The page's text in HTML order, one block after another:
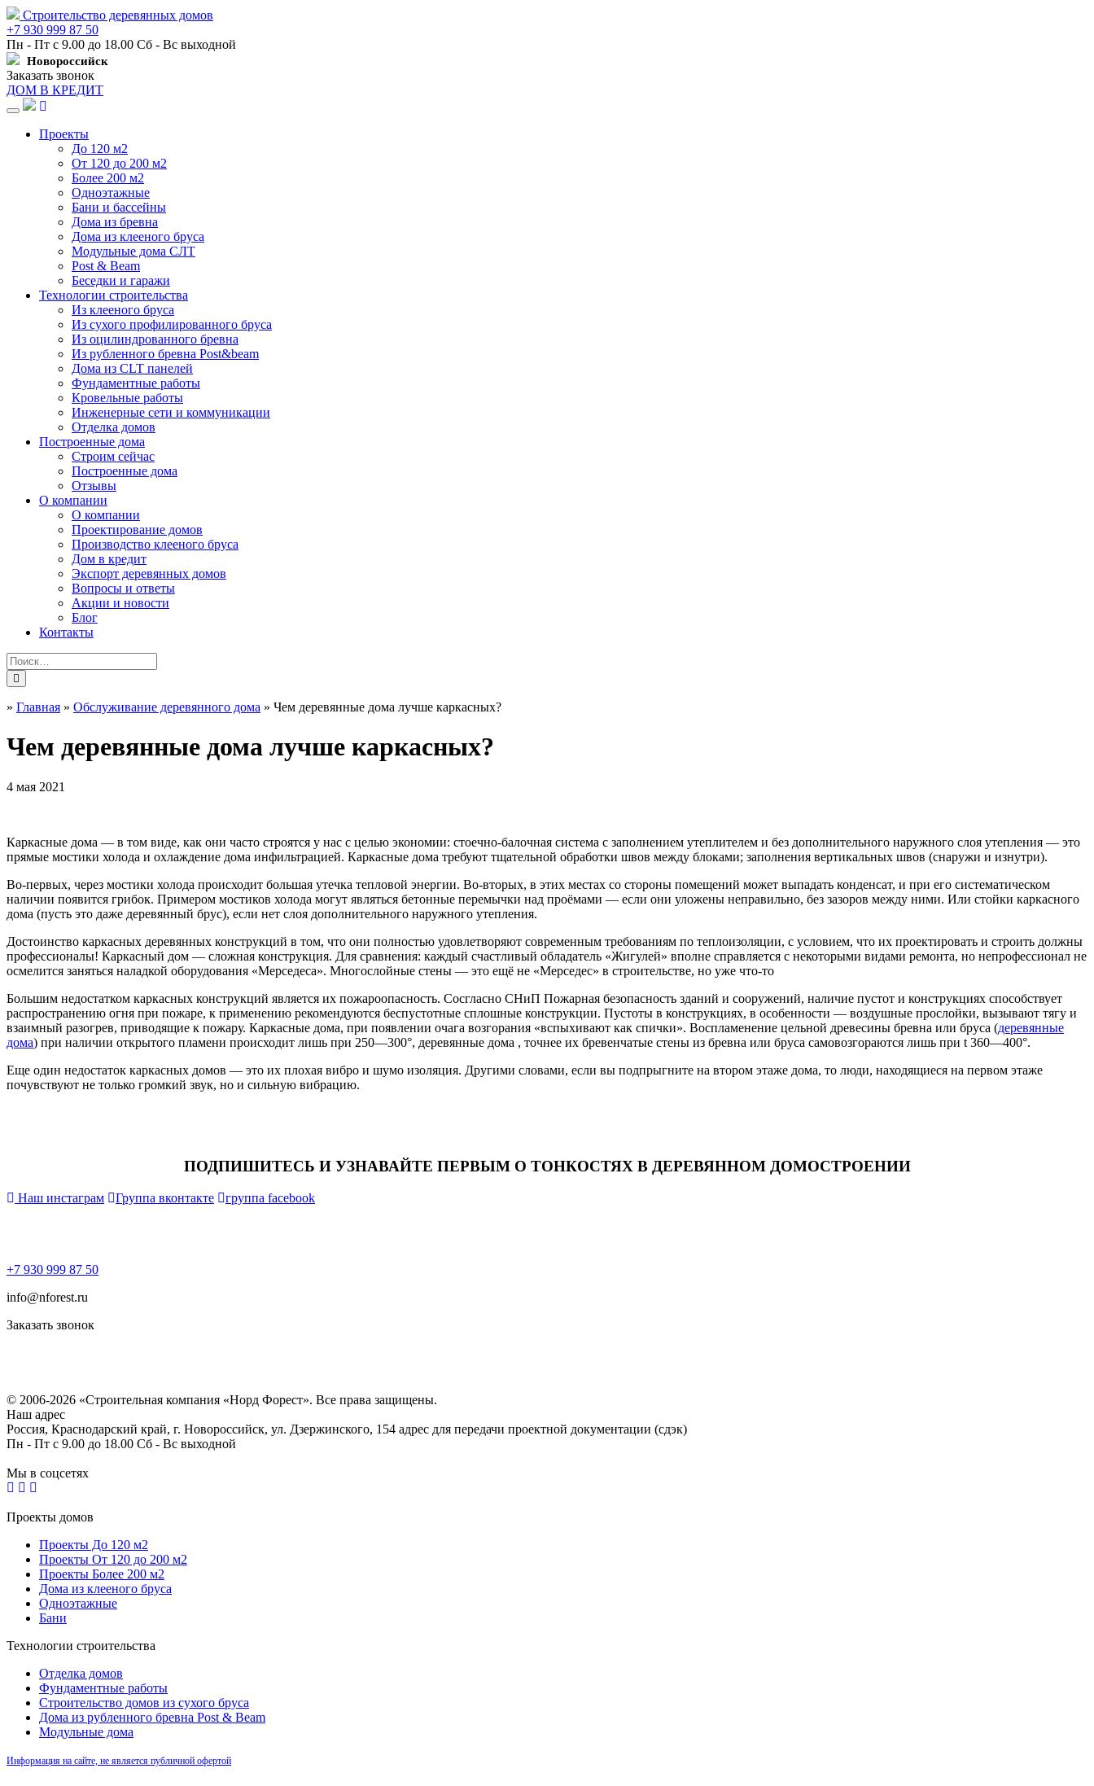
Строительство деревянных домов
+7 930 999 87 50
Пн - Пт с 9.00 до 18.00 Сб - Вс выходной
Новороссийск
Заказать звонок
ДОМ В КРЕДИТ
Навигация
Проекты
До 120 м2
От 120 до 200 м2
Более 200 м2
Одноэтажные
Бани и бассейны
Дома из бревна
Дома из клееного бруса
Модульные дома СЛТ
Post & Beam
Беседки и гаражи
Технологии строительства
Из клееного бруса
Из сухого профилированного бруса
Из оцилиндрованного бревна
Из рубленного бревна Post&beam
Дома из CLT панелей
Фундаментные работы
Кровельные работы
Инженерные сети и коммуникации
Отделка домов
Построенные дома
Строим сейчас
Построенные дома
Отзывы
О компании
О компании
Проектирование домов
Производство клееного бруса
Дом в кредит
Экспорт деревянных домов
Вопросы и ответы
Акции и новости
Блог
Контакты
» Главная » Обслуживание деревянного дома » Чем деревянные дома лучше каркасных?
Чем деревянные дома лучше каркасных?
4 мая 2021
Каркасные дома — в том виде, как они часто строятся у нас с целью экономии: стоечно-балочная система с заполнением утеплителем и без дополнительного наружного слоя утепления — это
прямые мостики холода и охлаждение дома инфильтрацией. Каркасные дома требуют тщательной обработки швов между блоками; заполнения вертикальных швов (снаружи и изнутри).
Во-первых, через мостики холода происходит большая утечка тепловой энергии. Во-вторых, в этих местах со стороны помещений может выпадать конденсат, и при его систематическом
наличии появится грибок. Примером мостиков холода могут являться бетонные перемычки над проёмами — если они уложены неправильно, без зазоров между ними. Или стойки каркасного
дома (пусть это даже деревянный брус), если нет слоя дополнительного наружного утепления.
Достоинство каркасных деревянных конструкций в том, что они полностью удовлетворяют современным требованиям по теплоизоляции, с условием, что их проектировать и строить должны
профессионалы! Каркасный дом — сложная конструкция. Для сравнения: каждый счастливый обладатель «Жигулей» вполне справляется с некоторыми видами ремонта, но непрофессионал не
осмелится заняться наладкой оборудования «Мерседеса». Многослойные стены — это ещё не «Мерседес» в строительстве, но уже что-то
Большим недостатком каркасных конструкций является их пожароопасность. Сосгласно СНиП Пожарная безопасность зданий и сооружений, наличие пустот и конструкциях способствует
распространению огня при пожаре, к применению рекомендуются беспустотные сплошные конструкции. Пустоты в конструкциях, в особенности — воздушные прослойки, вызывают тягу и
взаимный разогрев, приводящие к пожару. Каркасные дома, при появлении очага возгорания «вспыхивают как спички». Воспламенение цельной древесины бревна или бруса (деревянные
дома) при наличии открытого пламени происходит лишь при 250—300°, деревянные дома , точнее их бревенчатые стены из бревна или бруса самовозгораются лишь при t 360—400°.
Еще один недостаток каркасных домов — это их плохая вибро и шумо изоляция. Другими словами, если вы подпрыгните на втором этаже дома, то люди, находящиеся на первом этаже
почувствуют не только громкий звук, но и сильную вибрацию.
ПОДПИШИТЕСЬ И УЗНАВАЙТЕ ПЕРВЫМ О ТОНКОСТЯХ В ДЕРЕВЯННОМ ДОМОСТРОЕНИИ
Наш инстаграм Группа вконтакте группа facebook
+7 930 999 87 50
info@nforest.ru
Заказать звонок
© 2006-2026 «Строительная компания «Норд Форест». Все права защищены.
Наш адрес
Россия, Краснодарский край, г. Новороссийск, ул. Дзержинского, 154 адрес для передачи проектной документации (сдэк)
Пн - Пт с 9.00 до 18.00 Сб - Вс выходной
Мы в соцсетях
Проекты домов
Проекты До 120 м2
Проекты От 120 до 200 м2
Проекты Более 200 м2
Дома из клееного бруса
Одноэтажные
Бани
Технологии строительства
Отделка домов
Фундаментные работы
Строительство домов из сухого бруса
Дома из рубленного бревна Post & Beam
Модульные дома
Информация на сайте, не является публичной офертой